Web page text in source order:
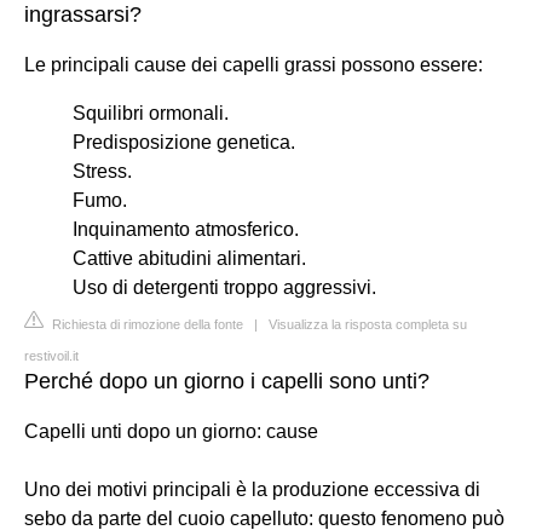
ingrassarsi?
Le principali cause dei capelli grassi possono essere:
Squilibri ormonali.
Predisposizione genetica.
Stress.
Fumo.
Inquinamento atmosferico.
Cattive abitudini alimentari.
Uso di detergenti troppo aggressivi.
Richiesta di rimozione della fonte | Visualizza la risposta completa su
restivoil.it
Perché dopo un giorno i capelli sono unti?
Capelli unti dopo un giorno: cause
Uno dei motivi principali è la produzione eccessiva di
sebo da parte del cuoio capelluto: questo fenomeno può